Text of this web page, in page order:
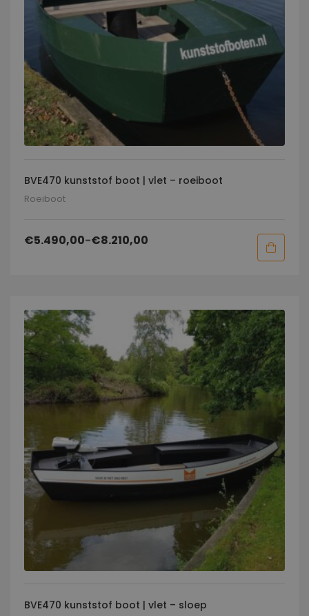
BVE470 kunststof boot | vlet – roeiboot
Roeiboot
€5.490,00-€8.210,00
BVE470 kunststof boot | vlet – sloep